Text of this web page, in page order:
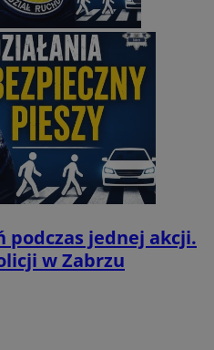
podczas jednej akcji.
w Zabrzu